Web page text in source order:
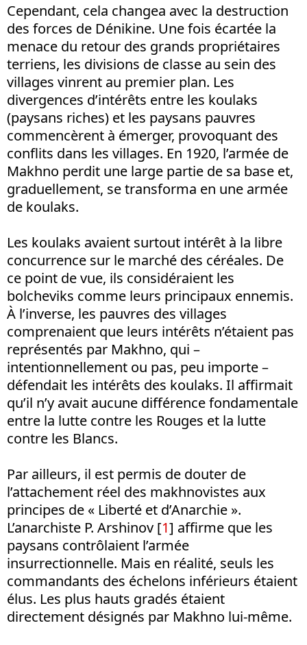
Cependant, cela changea avec la destruction
des forces de Dénikine. Une fois écartée la
menace du retour des grands propriétaires
terriens, les divisions de classe au sein des
villages vinrent au premier plan. Les
divergences d’intérêts entre les koulaks
(paysans riches) et les paysans pauvres
commencèrent à émerger, provoquant des
conflits dans les villages. En 1920, l’armée de
Makhno perdit une large partie de sa base et,
graduellement, se transforma en une armée
de koulaks.
Les koulaks avaient surtout intérêt à la libre
concurrence sur le marché des céréales. De
ce point de vue, ils considéraient les
bolcheviks comme leurs principaux ennemis.
À l’inverse, les pauvres des villages
comprenaient que leurs intérêts n’étaient pas
représentés par Makhno, qui –
intentionnellement ou pas, peu importe –
défendait les intérêts des koulaks. Il affirmait
qu’il n’y avait aucune différence fondamentale
entre la lutte contre les Rouges et la lutte
contre les Blancs.
Par ailleurs, il est permis de douter de
l’attachement réel des makhnovistes aux
principes de « Liberté et d’Anarchie ».
L’anarchiste P. Arshinov [1] affirme que les
paysans contrôlaient l’armée
insurrectionnelle. Mais en réalité, seuls les
commandants des échelons inférieurs étaient
élus. Les plus hauts gradés étaient
directement désignés par Makhno lui-même.